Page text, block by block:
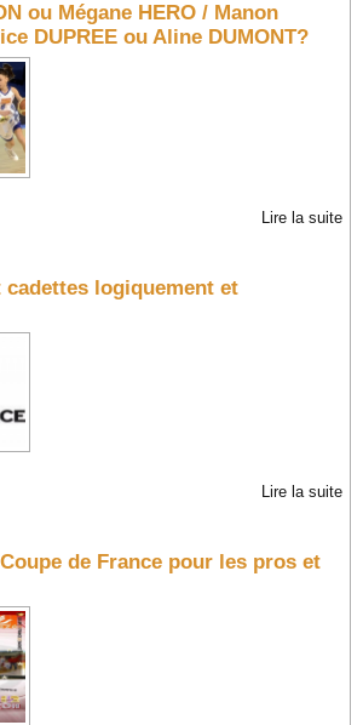
ou Mégane HERO / Manon
DUPREE ou Aline DUMONT?
Lire la suite
cadettes logiquement et
Lire la suite
de France pour les pros et